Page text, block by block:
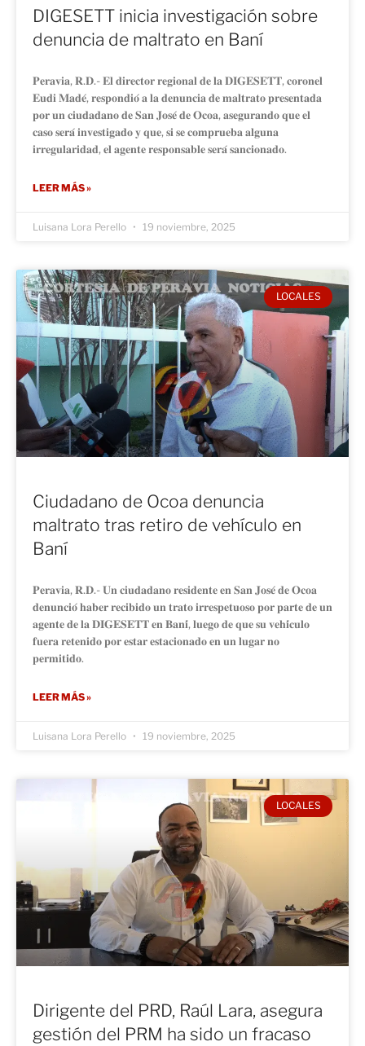
DIGESETT inicia investigación sobre
denuncia de maltrato en Baní
𝐏𝐞𝐫𝐚𝐯𝐢𝐚, 𝐑.𝐃.- 𝐄𝐥 𝐝𝐢𝐫𝐞𝐜𝐭𝐨𝐫 𝐫𝐞𝐠𝐢𝐨𝐧𝐚𝐥 𝐝𝐞 𝐥𝐚 𝐃𝐈𝐆𝐄𝐒𝐄𝐓𝐓, 𝐜𝐨𝐫𝐨𝐧𝐞𝐥
𝐄𝐮𝐝𝐢 𝐌𝐚𝐝𝐞́, 𝐫𝐞𝐬𝐩𝐨𝐧𝐝𝐢𝐨́ 𝐚 𝐥𝐚 𝐝𝐞𝐧𝐮𝐧𝐜𝐢𝐚 𝐝𝐞 𝐦𝐚𝐥𝐭𝐫𝐚𝐭𝐨 𝐩𝐫𝐞𝐬𝐞𝐧𝐭𝐚𝐝𝐚
𝐩𝐨𝐫 𝐮𝐧 𝐜𝐢𝐮𝐝𝐚𝐝𝐚𝐧𝐨 𝐝𝐞 𝐒𝐚𝐧 𝐉𝐨𝐬𝐞́ 𝐝𝐞 𝐎𝐜𝐨𝐚, 𝐚𝐬𝐞𝐠𝐮𝐫𝐚𝐧𝐝𝐨 𝐪𝐮𝐞 𝐞𝐥
𝐜𝐚𝐬𝐨 𝐬𝐞𝐫𝐚́ 𝐢𝐧𝐯𝐞𝐬𝐭𝐢𝐠𝐚𝐝𝐨 𝐲 𝐪𝐮𝐞, 𝐬𝐢 𝐬𝐞 𝐜𝐨𝐦𝐩𝐫𝐮𝐞𝐛𝐚 𝐚𝐥𝐠𝐮𝐧𝐚
𝐢𝐫𝐫𝐞𝐠𝐮𝐥𝐚𝐫𝐢𝐝𝐚𝐝, 𝐞𝐥 𝐚𝐠𝐞𝐧𝐭𝐞 𝐫𝐞𝐬𝐩𝐨𝐧𝐬𝐚𝐛𝐥𝐞 𝐬𝐞𝐫𝐚́ 𝐬𝐚𝐧𝐜𝐢𝐨𝐧𝐚𝐝𝐨.
LEER MÁS »
Luisana Lora Perello 19 noviembre, 2025
LOCALES
Ciudadano de Ocoa denuncia
maltrato tras retiro de vehículo en
Baní
𝐏𝐞𝐫𝐚𝐯𝐢𝐚, 𝐑.𝐃.- 𝐔𝐧 𝐜𝐢𝐮𝐝𝐚𝐝𝐚𝐧𝐨 𝐫𝐞𝐬𝐢𝐝𝐞𝐧𝐭𝐞 𝐞𝐧 𝐒𝐚𝐧 𝐉𝐨𝐬𝐞́ 𝐝𝐞 𝐎𝐜𝐨𝐚
𝐝𝐞𝐧𝐮𝐧𝐜𝐢𝐨́ 𝐡𝐚𝐛𝐞𝐫 𝐫𝐞𝐜𝐢𝐛𝐢𝐝𝐨 𝐮𝐧 𝐭𝐫𝐚𝐭𝐨 𝐢𝐫𝐫𝐞𝐬𝐩𝐞𝐭𝐮𝐨𝐬𝐨 𝐩𝐨𝐫 𝐩𝐚𝐫𝐭𝐞 𝐝𝐞 𝐮𝐧
𝐚𝐠𝐞𝐧𝐭𝐞 𝐝𝐞 𝐥𝐚 𝐃𝐈𝐆𝐄𝐒𝐄𝐓𝐓 𝐞𝐧 𝐁𝐚𝐧𝐢́, 𝐥𝐮𝐞𝐠𝐨 𝐝𝐞 𝐪𝐮𝐞 𝐬𝐮 𝐯𝐞𝐡𝐢́𝐜𝐮𝐥𝐨
𝐟𝐮𝐞𝐫𝐚 𝐫𝐞𝐭𝐞𝐧𝐢𝐝𝐨 𝐩𝐨𝐫 𝐞𝐬𝐭𝐚𝐫 𝐞𝐬𝐭𝐚𝐜𝐢𝐨𝐧𝐚𝐝𝐨 𝐞𝐧 𝐮𝐧 𝐥𝐮𝐠𝐚𝐫 𝐧𝐨
𝐩𝐞𝐫𝐦𝐢𝐭𝐢𝐝𝐨.
LEER MÁS »
Luisana Lora Perello 19 noviembre, 2025
LOCALES
Dirigente del PRD, Raúl Lara, asegura
gestión del PRM ha sido un fracaso